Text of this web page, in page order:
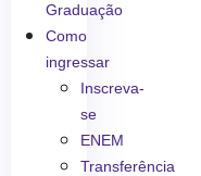
Graduação
Como
ingressar
Inscreva-
se
ENEM
Transferência